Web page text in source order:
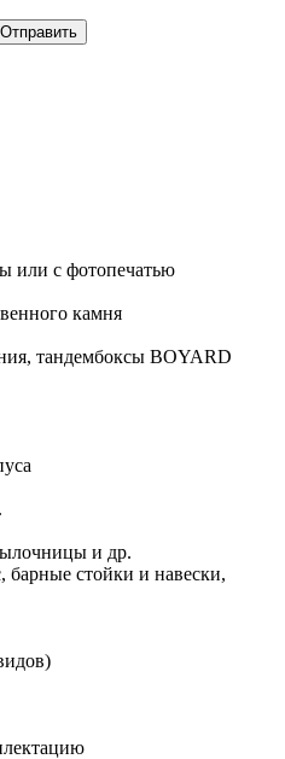
или с фотопечатью
камня
тандембоксы BOYARD
и др.
стойки и навески,